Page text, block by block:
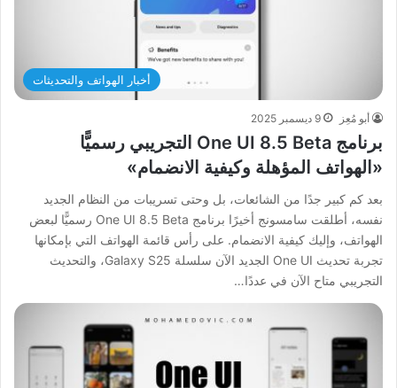
أخبار الهواتف والتحديثات
أبو مُعِز 9 ديسمبر 2025
برنامج One UI 8.5 Beta التجريبي رسميًّا
«الهواتف المؤهلة وكيفية الانضمام»
بعد كم كبير جدًا من الشائعات، بل وحتى تسريبات من النظام الجديد
نفسه، أطلقت سامسونج أخيرًا برنامج One UI 8.5 Beta رسميًّا لبعض
الهواتف، وإليك كيفية الانضمام. على رأس قائمة الهواتف التي بإمكانها
تجربة تحديث One UI الجديد الآن سلسلة Galaxy S25، والتحديث
التجريبي متاح الآن في عددًا…